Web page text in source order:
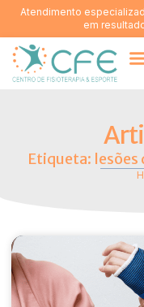
Atendimento
em
Etiqueta: lesões